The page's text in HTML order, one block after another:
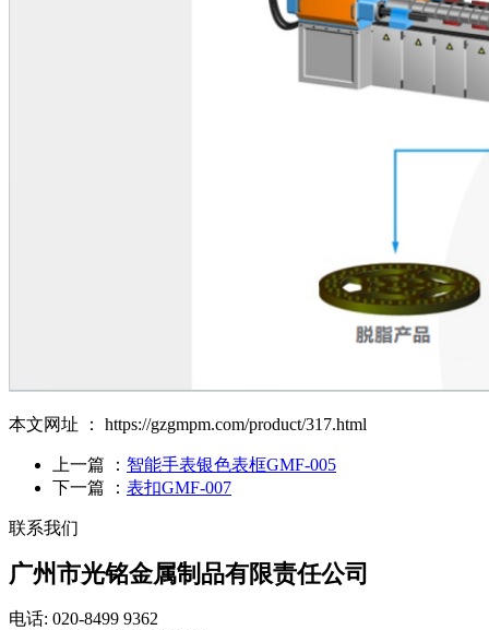
本文网址 ： https://gzgmpm.com/product/317.html
上一篇 ： 智能手表银色表框GMF-005
下一篇 ： 表扣GMF-007
联系我们
广州市光铭金属制品有限责任公司
电话: 020-8499 9362